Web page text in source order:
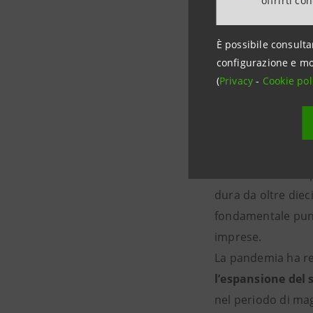
È possibile
configurazione e
(Privacy- Cookie
anche con
dura da oltre
fondamentale
imprese.
La pandemia ha
l’espansione
nel periodo di